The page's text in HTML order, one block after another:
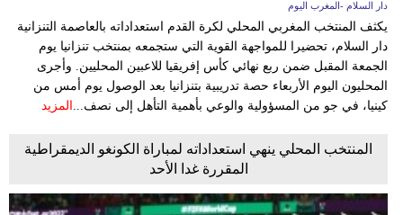
دار السلام -المغرب اليوم
يكثف المنتخب المغربي المحلي لكرة القدم استعداداته بالعاصمة التنزانية
دار السلام، تحضيرا للمواجهة القوية التي ستجمعه بمنتخب تنزانيا يوم
الجمعة المقبل ضمن ربع نهائي كأس إفريقيا للاعبين المحليين. وأجرى
المحليون اليوم الأربعاء حصة تدريبية بتنزانيا بعد الوصول يوم أمس من
كينيا، في جو من المسؤولية والوعي بأهمية التأهل إلى نصف... المزيد
المنتخب المحلي ينهي استعداداته لمباراة الكونغو الديمقراطية
المقررة غدا الأحد